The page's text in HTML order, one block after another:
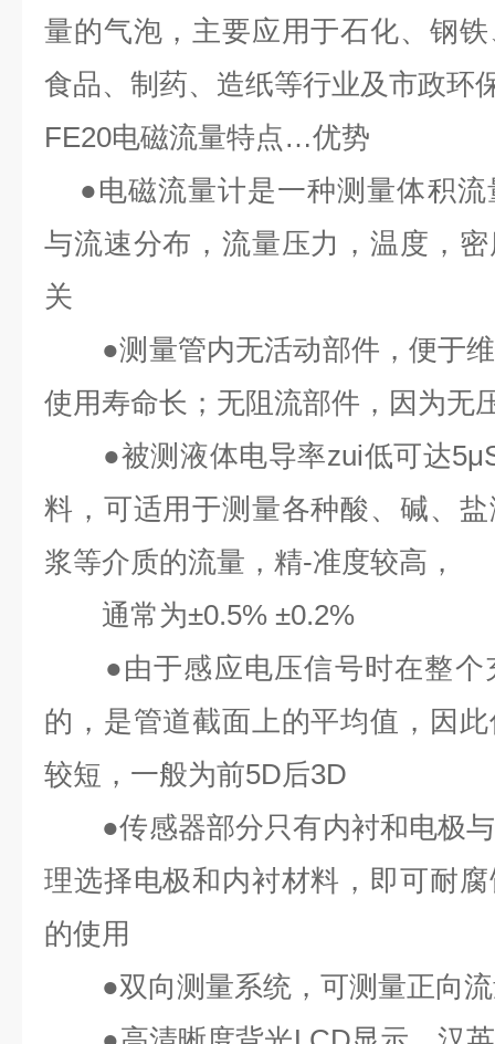
量的气泡，主要应用于石化、钢
食品、制药、造纸等行业及市政环
FE20电磁流量特点…优势
●电磁流量计是一种测量体积
与流速分布，流量压力，温度，
关
●测量管内无活动部件，便于
使用寿命长；无阻流部件，因为无
●被测液体电导率zui低可达
料，可适用于测量各种酸、碱、
浆等介质的流量，精-准度较高，
通常为±0.5% ±0.2%
●由于感应电压信号时在整
的，是管道截面上的平均值，因
较短，一般为前5D后3D
●传感器部分只有内衬和电极
理选择电极和内衬材料，即可耐
的使用
●双向测量系统，可测量正向